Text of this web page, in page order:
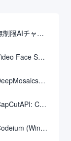
無制限AIチャット：無料無制限AIチャットツール
Video Face Swap
DeepMosaics：画像やビデオからモザイクを自動的に除去したり、モザイクを追加したりする。
CapCutAPI: CapCutビデオクリップの自動制御用オープンソースツール
Codeium (Windsurf Editor): 無料のAIコード補完＆チャットツール。